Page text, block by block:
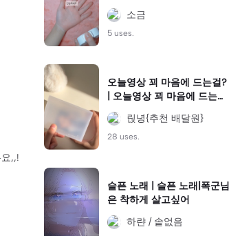
,,!
🥛🤍🤍|퐁그라,, 영상 넘후 짧
아서 미아내…,,, | #아이브#
포카포장#장원영#콜라보#
소금
5 uses.
오늘영상 꾀 마음에 드는걸?
| 오늘영상 꾀 마음에 드는
걸?|#무보정 #무채색 너무
조아 #포카포장 자영광
릱녕{추천 배달원}
28 uses.
슬픈 노래 | 슬픈 노래|폭군님
은 착하게 살고싶어
하랸 / 솥없음